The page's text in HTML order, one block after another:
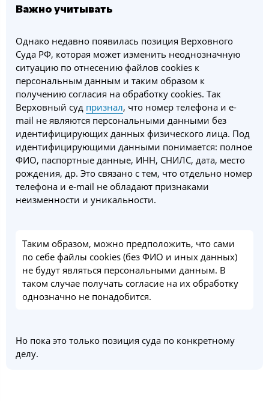
Важно учитывать
Однако недавно появилась позиция Верховного
Суда РФ, которая может изменить неоднозначную
ситуацию по отнесению файлов cookies к
персональным данным и таким образом к
получению согласия на обработку cookies. Так
Верховный суд признал, что номер телефона и e-
mail не являются персональными данными без
идентифицирующих данных физического лица. Под
идентифицирующими данными понимается: полное
ФИО, паспортные данные, ИНН, СНИЛС, дата, место
рождения, др. Это связано с тем, что отдельно номер
телефона и e-mail не обладают признаками
неизменности и уникальности.
Таким образом, можно предположить, что сами
по себе файлы cookies (без ФИО и иных данных)
не будут являться персональными данным. В
таком случае получать согласие на их обработку
однозначно не понадобится.
Но пока это только позиция суда по конкретному
делу.